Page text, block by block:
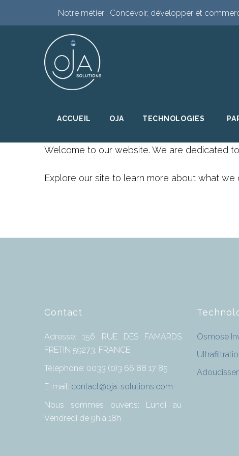
Notre métier : Concevoir, développer et
ACCUEIL OJA TECHNOLOGIES
OUR
Welcome to our website. We are dedicated
Explore our site to learn more about what we
Contact
Adresse: 156 RUE DES FAMARDS
FRETIN 59273, FRANCE
Téléphone: 0033 (0)3 66 88 17 85
E-mail: contact@oja-solutions.com
Nous sommes ouverts: Lundi au
Vendredi de 9h à 18h
Osmose